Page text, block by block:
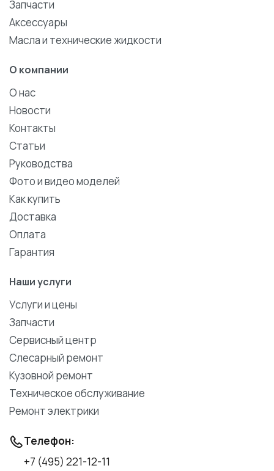
Запчасти
Аксессуары
Масла и технические жидкости
О компании
О нас
Новости
Контакты
Статьи
Руководства
Фото и видео моделей
Как купить
Доставка
Оплата
Гарантия
Наши услуги
Услуги и цены
Запчасти
Сервисный центр
Слесарный ремонт
Кузовной ремонт
Техническое обслуживание
Ремонт электрики
Телефон:
+7 (495) 221-12-11